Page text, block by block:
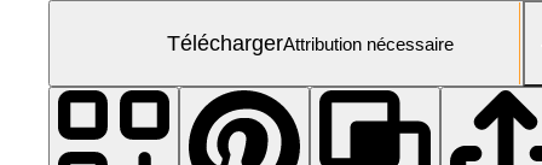
TéléchargerAttribution nécessaire